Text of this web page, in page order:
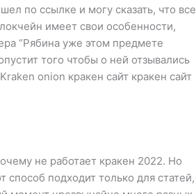
по ссылке и могу сказать, что все
имеет свои особенности,
“Рябина уже этом предмете
того чтобы о ней отзывались
onion кракен сайт кракен сайт
не работает кракен 2022. Но
способ подходит только для статей,